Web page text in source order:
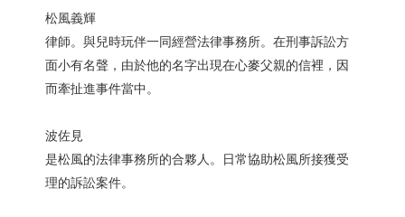
松風義輝
律師。與兒時玩伴一同經營法律事務所。在刑事訴訟方
面小有名聲，由於他的名字出現在心麥父親的信裡，因
而牽扯進事件當中。
波佐見
是松風的法律事務所的合夥人。日常協助松風所接獲受
理的訴訟案件。